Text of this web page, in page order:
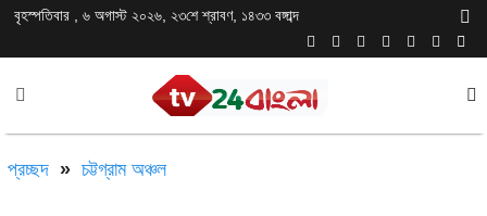
বৃহস্পতিবার , ৬ অগাস্ট ২০২৬, ২৩শে শ্রাবণ, ১৪৩৩ বঙ্গাব্দ
প্রচ্ছদ» চট্টগ্রাম অঞ্চল